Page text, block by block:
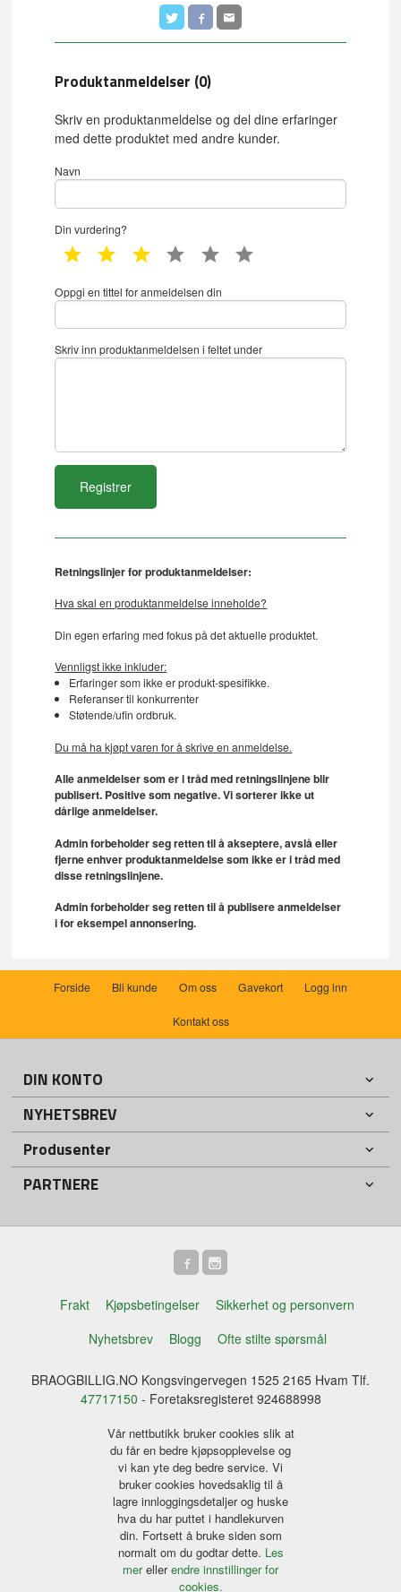
Produktanmeldelser (0)
Skriv en produktanmeldelse og del dine erfaringer
med dette produktet med andre kunder.
Navn
Din vurdering?
1 star 2 star 3 star 4 star 5 star
Oppgi en tittel for anmeldelsen din
Skriv inn produktanmeldelsen i feltet under
Retningslinjer for produktanmeldelser:
Hva skal en produktanmeldelse inneholde?
Din egen erfaring med fokus på det aktuelle produktet.
Vennligst ikke inkluder:
Erfaringer som ikke er produkt-spesifikke.
Referanser til konkurrenter
Støtende/ufin ordbruk.
Du må ha kjøpt varen for å skrive en anmeldelse.
Alle anmeldelser som er i tråd med retningslinjene blir
publisert. Positive som negative. Vi sorterer ikke ut
dårlige anmeldelser.
Admin forbeholder seg retten til å akseptere, avslå eller
fjerne enhver produktanmeldelse som ikke er i tråd med
disse retningslinjene.
Admin forbeholder seg retten til å publisere anmeldelser
i for eksempel annonsering.
Forside Bli kunde Om oss Gavekort Logg inn
Kontakt oss
DIN KONTO
NYHETSBREV
Produsenter
PARTNERE
Frakt Kjøpsbetingelser
Sikkerhet og personvern
Nyhetsbrev
Blogg Ofte stilte spørsmål
BRAOGBILLIG.NO Kongsvingervegen 1525 2165 Hvam Tlf.
47717150 - Foretaksregisteret 924688998
Vår nettbutikk bruker cookies slik at
du får en bedre kjøpsopplevelse og
vi kan yte deg bedre service. Vi
bruker cookies hovedsaklig til å
lagre innloggingsdetaljer og huske
hva du har puttet i handlekurven
din. Fortsett å bruke siden som
normalt om du godtar dette. Les
merellerendre innstillinger for
cookies.